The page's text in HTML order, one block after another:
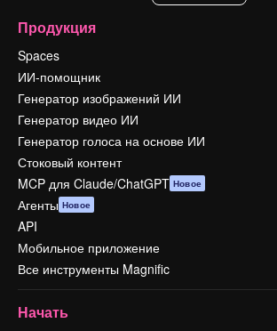
Продукция
Spaces
ИИ-помощник
Генератор изображений ИИ
Генератор видео ИИ
Генератор голоса на основе ИИ
Стоковый контент
MCP для Claude/ChatGPT Новое
Агенты Новое
API
Мобильное приложение
Все инструменты Magnific
Начать